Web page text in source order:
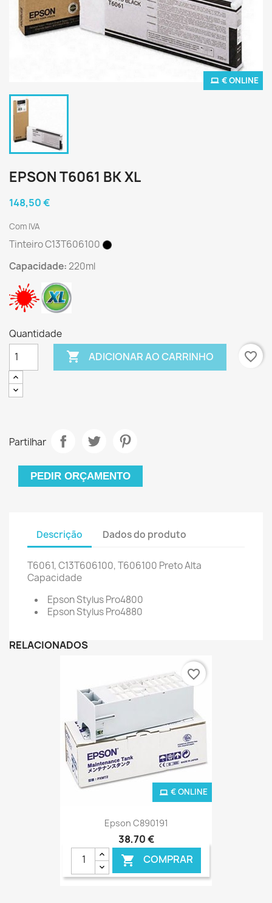
€ ONLINE
EPSON T6061 BK XL
148,50 €
Com IVA
Tinteiro C13T606100
Capacidade:220ml
Quantidade
 ADICIONAR AO CARRINHO favorite_border
Partilhar
PEDIR ORÇAMENTO
Descrição Dados do produto
T6061, C13T606100, T606100 Preto Alta
Capacidade
Epson Stylus Pro4800
Epson Stylus Pro4880
RELACIONADOS
Epson C890191
38,70 €
 COMPRAR
€ ONLINE
favorite_border